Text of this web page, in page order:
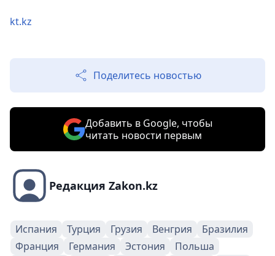
kt.kz
Поделитесь новостью
Добавить в Google, чтобы
читать новости первым
Редакция Zakon.kz
Испания Турция Грузия Венгрия
Бразилия
Франция
Германия Эстония
Польша